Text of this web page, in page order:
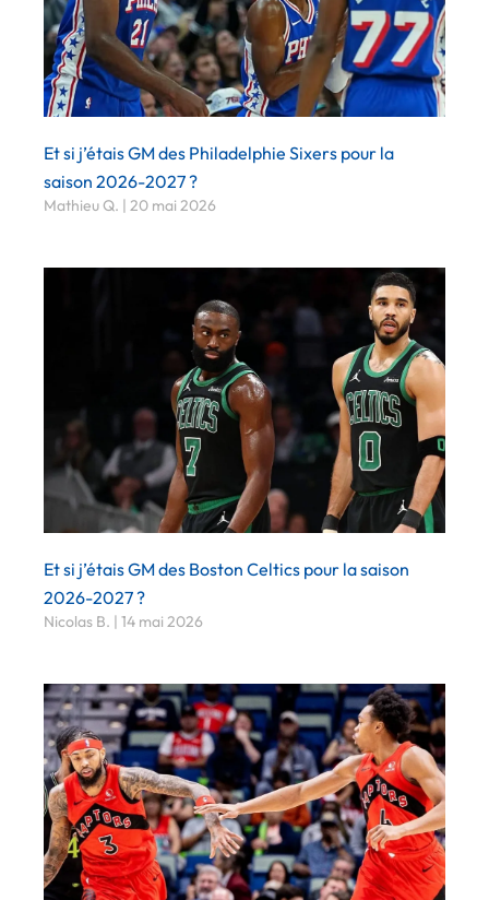
Et si j’étais GM des Philadelphie Sixers pour la
saison 2026-2027 ?
Mathieu Q. 20 mai 2026
Et si j’étais GM des Boston Celtics pour la saison
2026-2027 ?
Nicolas B. 14 mai 2026